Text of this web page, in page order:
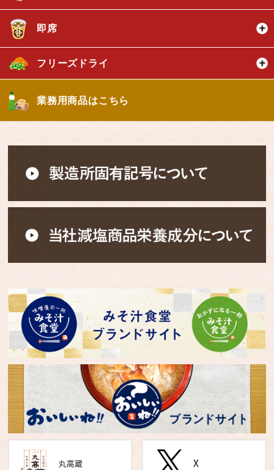
即席
フリーズドライ
業務用商品はこちら